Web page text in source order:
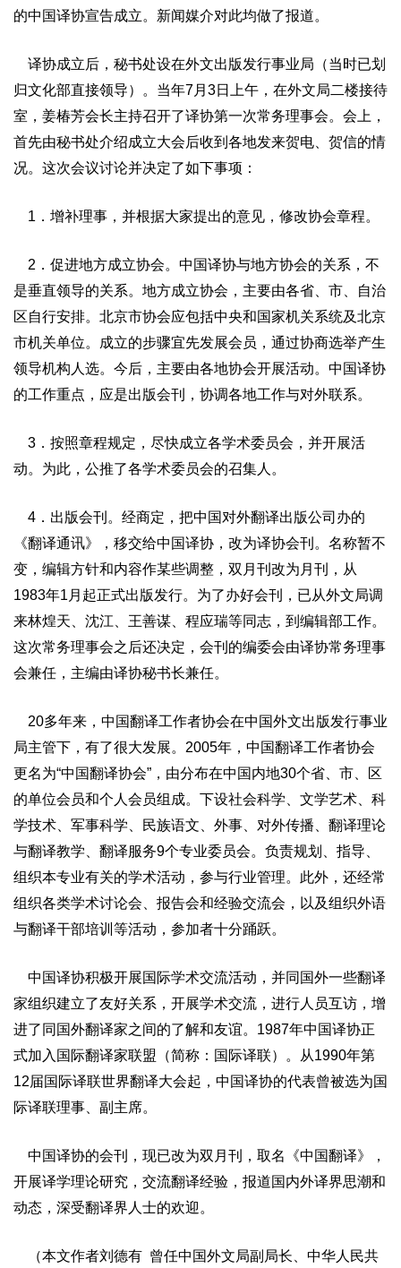
的中国译协宣告成立。新闻媒介对此均做了报道。
译协成立后，秘书处设在外文出版发行事业局（当时已划
归文化部直接领导）。当年7月3日上午，在外文局二楼接待
室，姜椿芳会长主持召开了译协第一次常务理事会。会上，
首先由秘书处介绍成立大会后收到各地发来贺电、贺信的情
况。这次会议讨论并决定了如下事项：
1．增补理事，并根据大家提出的意见，修改协会章程。
2．促进地方成立协会。中国译协与地方协会的关系，不
是垂直领导的关系。地方成立协会，主要由各省、市、自治
区自行安排。北京市协会应包括中央和国家机关系统及北京
市机关单位。成立的步骤宜先发展会员，通过协商选举产生
领导机构人选。今后，主要由各地协会开展活动。中国译协
的工作重点，应是出版会刊，协调各地工作与对外联系。
3．按照章程规定，尽快成立各学术委员会，并开展活
动。为此，公推了各学术委员会的召集人。
4．出版会刊。经商定，把中国对外翻译出版公司办的
《翻译通讯》，移交给中国译协，改为译协会刊。名称暂不
变，编辑方针和内容作某些调整，双月刊改为月刊，从
1983年1月起正式出版发行。为了办好会刊，已从外文局调
来林煌天、沈江、王善谋、程应瑞等同志，到编辑部工作。
这次常务理事会之后还决定，会刊的编委会由译协常务理事
会兼任，主编由译协秘书长兼任。
20多年来，中国翻译工作者协会在中国外文出版发行事业
局主管下，有了很大发展。2005年，中国翻译工作者协会
更名为“中国翻译协会”，由分布在中国内地30个省、市、区
的单位会员和个人会员组成。下设社会科学、文学艺术、科
学技术、军事科学、民族语文、外事、对外传播、翻译理论
与翻译教学、翻译服务9个专业委员会。负责规划、指导、
组织本专业有关的学术活动，参与行业管理。此外，还经常
组织各类学术讨论会、报告会和经验交流会，以及组织外语
与翻译干部培训等活动，参加者十分踊跃。
中国译协积极开展国际学术交流活动，并同国外一些翻译
家组织建立了友好关系，开展学术交流，进行人员互访，增
进了同国外翻译家之间的了解和友谊。1987年中国译协正
式加入国际翻译家联盟（简称：国际译联）。从1990年第
12届国际译联世界翻译大会起，中国译协的代表曾被选为国
际译联理事、副主席。
中国译协的会刊，现已改为双月刊，取名《中国翻译》，
开展译学理论研究，交流翻译经验，报道国内外译界思潮和
动态，深受翻译界人士的欢迎。
（本文作者刘德有 曾任中国外文局副局长、中华人民共